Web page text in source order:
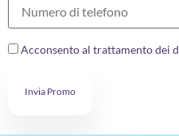
Acconsento al trattamento dei
Invia Promo